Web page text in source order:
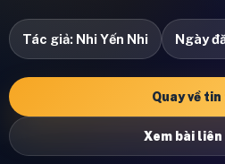
Tác giả: Nhi Yến Nhi Ngày
Quay về
Xem bài liên